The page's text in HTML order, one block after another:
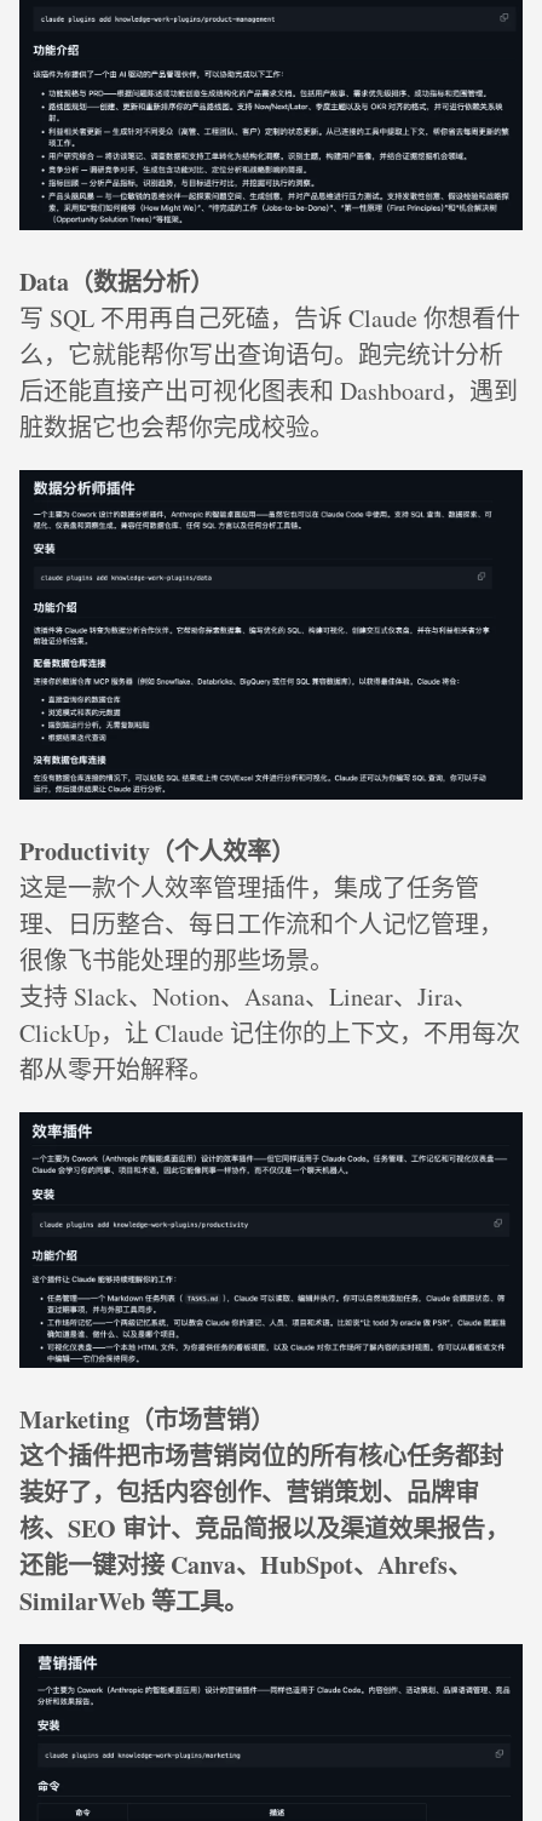
Data（数据分析）
写 SQL 不用再自己死磕，告诉 Claude 你想看什
么，它就能帮你写出查询语句。跑完统计分析
后还能直接产出可视化图表和 Dashboard，遇到
脏数据它也会帮你完成校验。
Productivity（个人效率）
这是一款个人效率管理插件，集成了任务管
理、日历整合、每日工作流和个人记忆管理，
很像飞书能处理的那些场景。
支持 Slack、Notion、Asana、Linear、Jira、
ClickUp，让 Claude 记住你的上下文，不用每次
都从零开始解释。
Marketing（市场营销）
这个插件把市场营销岗位的所有核心任务都封
装好了，包括内容创作、营销策划、品牌审
核、SEO 审计、竞品简报以及渠道效果报告，
还能一键对接 Canva、HubSpot、Ahrefs、
SimilarWeb 等工具。